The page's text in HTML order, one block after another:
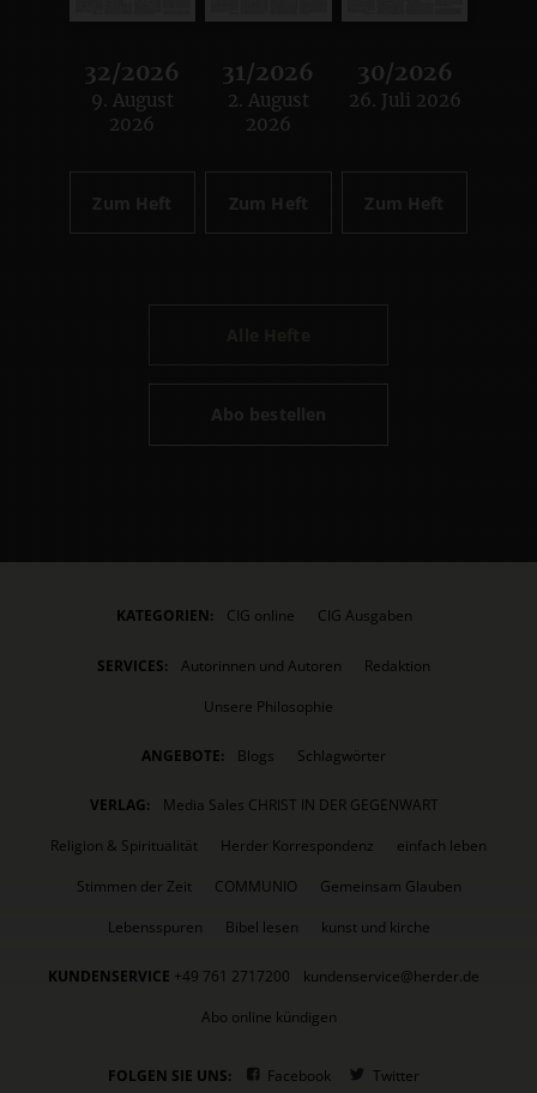
32/2026
:
9. August
2026
Zum Heft
31/2026
:
2. August
2026
Zum Heft
30/2026
:
26. Juli 2026
Zum Heft
Abo bestellen
KATEGORIEN: CIG online CIG Ausgaben
SERVICES: Autorinnen und Autoren
Redaktion
Unsere Philosophie
ANGEBOTE: Blogs Schlagwörter
VERLAG:
Media Sales CHRIST IN DER GEGENWART
Religion & Spiritualität
Herder Korrespondenz
einfach leben
Stimmen der Zeit
COMMUNIO
Gemeinsam Glauben
Lebensspuren
Bibel lesen kunst und kirche
KUNDENSERVICE +49 761 2717200
kundenservice@herder.de
Abo online kündigen
FOLGEN SIE UNS: Facebook Twitter